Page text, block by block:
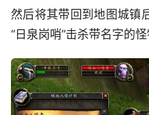
然后将其带回到地图城镇
“日泉岗哨”击杀带名字的怪